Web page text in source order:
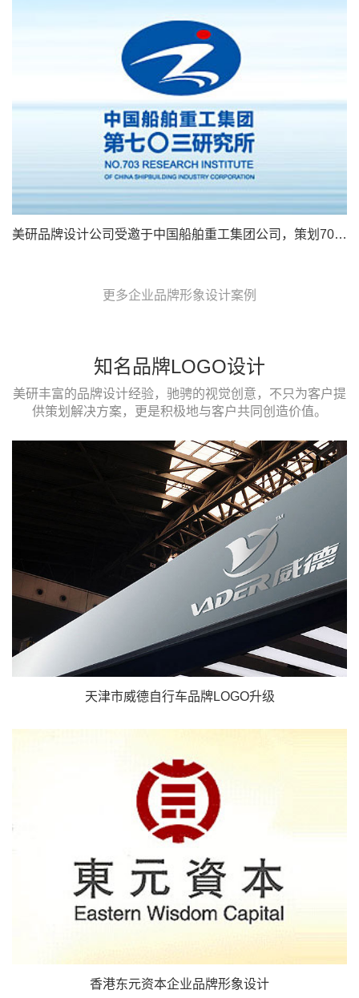
美研品牌设计公司受邀于中国船舶重工集团公司，策划703品牌设计LOGO设计
更多企业品牌形象设计案例
知名品牌LOGO设计
美研丰富的品牌设计经验，驰骋的视觉创意，不只为客户提
供策划解决方案，更是积极地与客户共同创造价值。
天津市威德自行车品牌LOGO升级
香港东元资本企业品牌形象设计